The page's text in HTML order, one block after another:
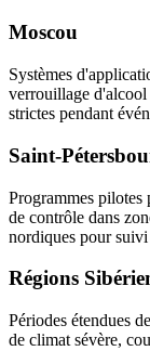
Moscou
Systèmes
verrouillage
strictes pendant
Saint-
Programmes pilotes
de contrôle dans
nordiques pour
Régions
Périodes étendues
de climat sévère,